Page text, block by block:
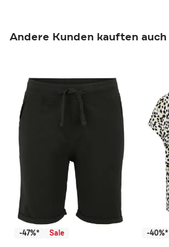
Andere Kunden kauften auch
-47%* Sale -40%*